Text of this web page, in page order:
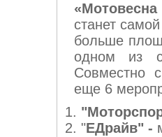
«Мотовесна
станет
больше
одном из
Совместно
еще 6
"ЕДрайв" -